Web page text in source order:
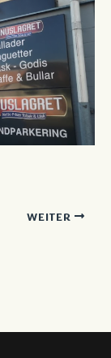
WEITER